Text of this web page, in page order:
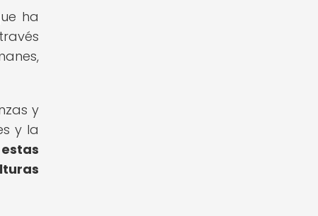
ha
y
y la